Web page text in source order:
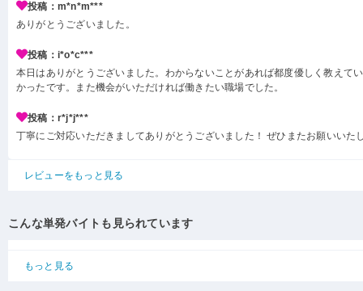
投稿：m*n*m***
ありがとうございました。
投稿：i*o*c***
本日はありがとうございました。わからないことがあれば都度優しく教えて
かったです。また機会がいただければ働きたい職場でした。
投稿：r*j*j***
丁寧にご対応いただきましてありがとうございました！ ぜひまたお願いいた
レビューをもっと見る
こんな単発バイトも見られています
もっと見る